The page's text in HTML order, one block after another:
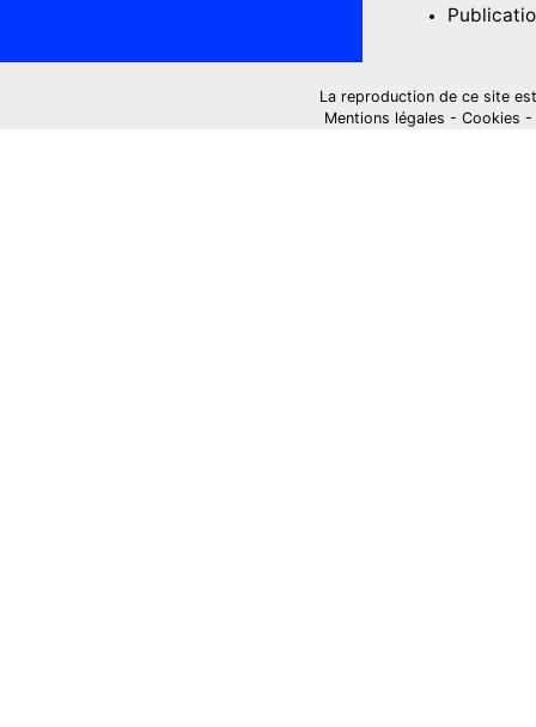
La reproduction de ce site
Mentions légales - Cookies -